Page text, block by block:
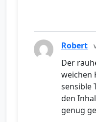
Robert
Der
weichen
sensible
den
genug